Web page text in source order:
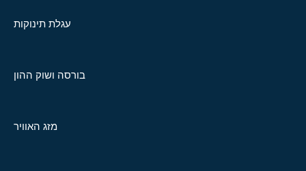
עגלת תינוקות
בורסה ושוק ההון
מזג האוויר